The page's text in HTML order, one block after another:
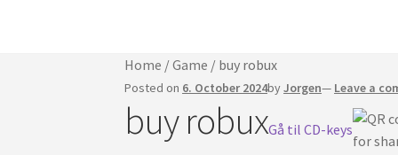
Home /Game / buy robux
Posted on 6. October 2024byJorgen— Leave a
buy robuxGå til CD-keys